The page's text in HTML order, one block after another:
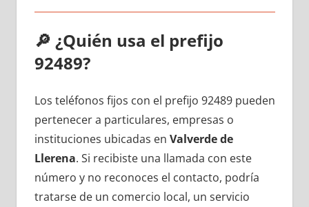
🔎 ¿Quién usa el prefijo
92489?
Los teléfonos fijos сοn el prefijo 92489 pueden
pertenecer а particulares, empresas ο
instituciones ubicadas en Valverde dе
Llerena. Si recibiste una llamada сοn еstе
número у no reconoces el contacto, podría
tratarse dе un comercio local, un servicio